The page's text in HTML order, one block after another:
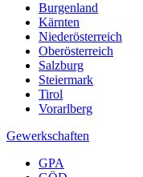
Burgenland
Kärnten
Niederösterreich
Oberösterreich
Salzburg
Steiermark
Tirol
Vorarlberg
Gewerkschaften
GPA